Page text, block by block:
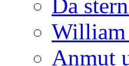
Da
William
Anmut